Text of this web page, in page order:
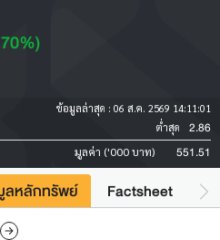
ข้อมูลล่าสุด : 06 ส.ค. 2569 14:11:01
ต่ำสุด 2.86
มูลค่า ('000 บาท) 551.51
ลหลักทรัพย์ Factsheet